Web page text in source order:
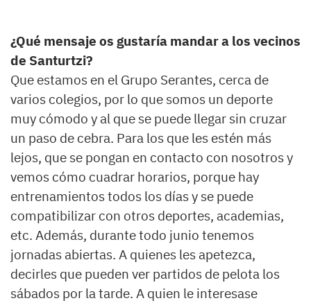
¿Qué mensaje os gustaría mandar a los vecinos
de Santurtzi?
Que estamos en el Grupo Serantes, cerca de
varios colegios, por lo que somos un deporte
muy cómodo y al que se puede llegar sin cruzar
un paso de cebra. Para los que les estén más
lejos, que se pongan en contacto con nosotros y
vemos cómo cuadrar horarios, porque hay
entrenamientos todos los días y se puede
compatibilizar con otros deportes, academias,
etc. Además, durante todo junio tenemos
jornadas abiertas. A quienes les apetezca,
decirles que pueden ver partidos de pelota los
sábados por la tarde. A quien le interesase